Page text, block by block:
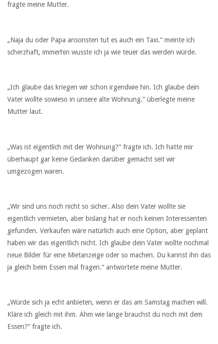
fragte meine Mutter.
„Naja du oder Papa ansonsten tut es auch ein Taxi.“ meinte ich
scherzhaft, immerhin wusste ich ja wie teuer das werden würde.
„Ich glaube das kriegen wir schon irgendwie hin. Ich glaube dein
Vater wollte sowieso in unsere alte Wohnung.“ überlegte meine
Mutter laut.
„Was ist eigentlich mit der Wohnung?“ fragte ich. Ich hatte mir
überhaupt gar keine Gedanken darüber gemacht seit wir
umgezogen waren.
„Wir sind uns noch nicht so sicher. Also dein Vater wollte sie
eigentlich vermieten, aber bislang hat er noch keinen Interessenten
gefunden. Verkaufen wäre natürlich auch eine Option, aber geplant
haben wir das eigentlich nicht. Ich glaube dein Vater wollte nochmal
neue Bilder für eine Mietanzeige oder so machen. Du kannst ihn das
ja gleich beim Essen mal fragen.“ antwortete meine Mutter.
„Würde sich ja echt anbieten, wenn er das am Samstag machen will.
Kläre ich gleich mit ihm. Ähm wie lange brauchst du noch mit dem
Essen?“ fragte ich.